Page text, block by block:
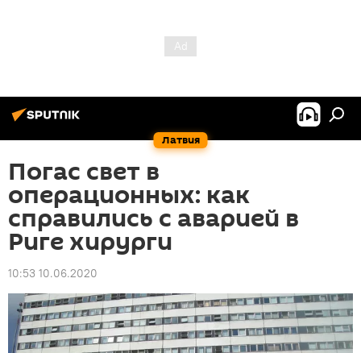
Латвия
Погас свет в
операционных: как
справились с аварией в
Риге хирурги
10:53 10.06.2020